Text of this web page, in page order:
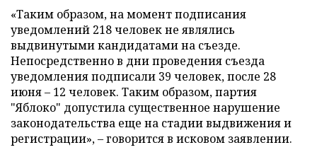
«Таким образом, на момент подписания
уведомлений 218 человек не являлись
выдвинутыми кандидатами на съезде.
Непосредственно в дни проведения съезда
уведомления подписали 39 человек, после 28
июня – 12 человек. Таким образом, партия
"Яблоко" допустила существенное нарушение
законодательства еще на стадии выдвижения и
регистрации», – говорится в исковом заявлении.